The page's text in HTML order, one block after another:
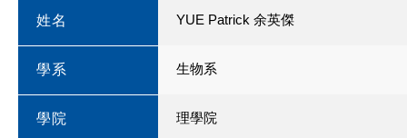
姓名 YUE Patrick 余英傑
學系 生物系
學院 理學院